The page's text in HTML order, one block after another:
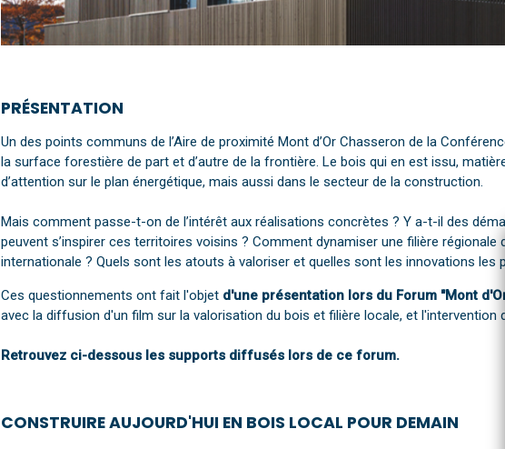
PRÉSENTATION
Un des points communs de l’Aire de proximité Mont d’Or Chasseron de la
la surface forestière de part et d’autre de la frontière. Le bois qui en est issu,
d’attention sur le plan énergétique, mais aussi dans le secteur de la construction.
Mais comment passe-t-on de l’intérêt aux réalisations concrètes ? Y a-t-il des
peuvent s’inspirer ces territoires voisins ? Comment dynamiser une filière régionale
internationale ? Quels sont les atouts à valoriser et quelles sont les innovations les
Ces questionnements ont fait l'objet d'une présentation lors du Forum "Mont
avec la diffusion d'un film sur la valorisation du bois et filière locale, et l'intervention
Retrouvez ci-dessous les supports diffusés lors de ce forum.
CONSTRUIRE AUJOURD'HUI EN BOIS LOCAL POUR DEMAIN